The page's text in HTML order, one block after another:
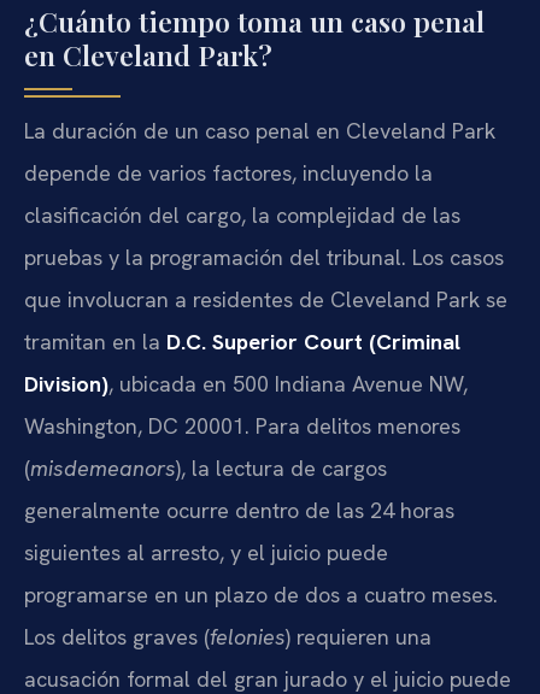
¿Cuánto tiempo toma un caso penal
en Cleveland Park?
La duración de un caso penal en Cleveland Park
depende de varios factores, incluyendo la
clasificación del cargo, la complejidad de las
pruebas y la programación del tribunal. Los casos
que involucran a residentes de Cleveland Park se
tramitan en la D.C. Superior Court (Criminal
Division), ubicada en 500 Indiana Avenue NW,
Washington, DC 20001. Para delitos menores
(misdemeanors), la lectura de cargos
generalmente ocurre dentro de las 24 horas
siguientes al arresto, y el juicio puede
programarse en un plazo de dos a cuatro meses.
Los delitos graves (felonies) requieren una
acusación formal del gran jurado y el juicio puede